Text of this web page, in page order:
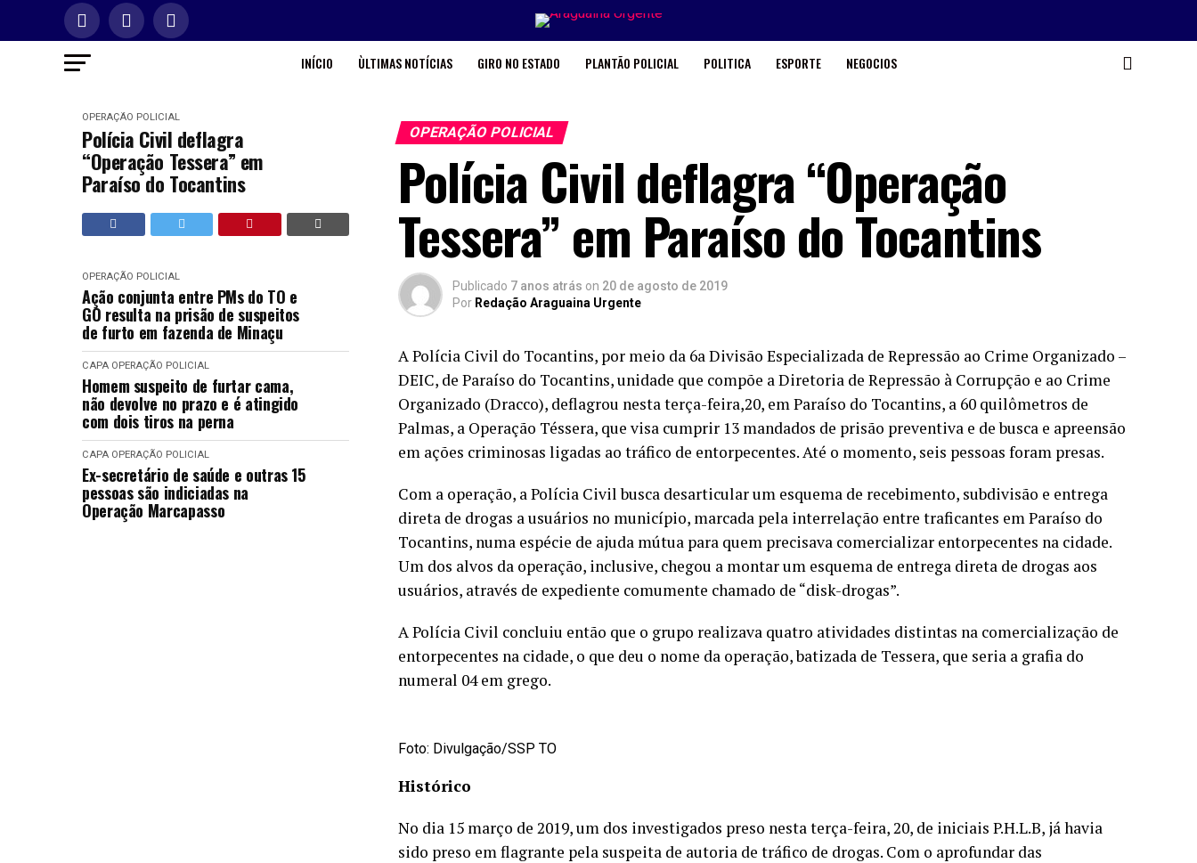
INÍCIO ÙLTIMAS NOTÍCIAS GIRO NO ESTADO PLANTÃO POLICIAL POLITICA ESPORTE NEGOCIOS
OPERAÇÃO POLICIAL
Polícia Civil deflagra
“Operação Tessera” em
Paraíso do Tocantins
OPERAÇÃO POLICIAL
Ação conjunta entre PMs do TO e
GO resulta na prisão de suspeitos
de furto em fazenda de Minaçu
CAPA OPERAÇÃO POLICIAL
Homem suspeito de furtar cama,
não devolve no prazo e é atingido
com dois tiros na perna
CAPA OPERAÇÃO POLICIAL
Ex-secretário de saúde e outras 15
pessoas são indiciadas na
Operação Marcapasso
OPERAÇÃO POLICIAL
Polícia Civil deflagra “Operação
Tessera” em Paraíso do Tocantins
Publicado 7 anos atrás on 20 de agosto de 2019
Por Redação Araguaina Urgente
A Polícia Civil do Tocantins, por meio da 6a Divisão Especializada de Repressão ao Crime Organizado –
DEIC, de Paraíso do Tocantins, unidade que compõe a Diretoria de Repressão à Corrupção e ao Crime
Organizado (Dracco), deflagrou nesta terça-feira,20, em Paraíso do Tocantins, a 60 quilômetros de
Palmas, a Operação Téssera, que visa cumprir 13 mandados de prisão preventiva e de busca e apreensão
em ações criminosas ligadas ao tráfico de entorpecentes. Até o momento, seis pessoas foram presas.
Com a operação, a Polícia Civil busca desarticular um esquema de recebimento, subdivisão e entrega
direta de drogas a usuários no município, marcada pela interrelação entre traficantes em Paraíso do
Tocantins, numa espécie de ajuda mútua para quem precisava comercializar entorpecentes na cidade.
Um dos alvos da operação, inclusive, chegou a montar um esquema de entrega direta de drogas aos
usuários, através de expediente comumente chamado de “disk-drogas”.
A Polícia Civil concluiu então que o grupo realizava quatro atividades distintas na comercialização de
entorpecentes na cidade, o que deu o nome da operação, batizada de Tessera, que seria a grafia do
numeral 04 em grego.
Foto: Divulgação/SSP TO
Histórico
No dia 15 março de 2019, um dos investigados preso nesta terça-feira, 20, de iniciais P.H.L.B, já havia
sido preso em flagrante pela suspeita de autoria de tráfico de drogas. Com o aprofundar das